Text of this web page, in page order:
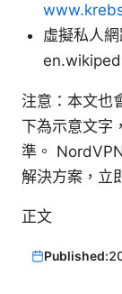
虛擬私人
注意：本文也
下為示意文字
準。
解決方案，立
正文
Published: